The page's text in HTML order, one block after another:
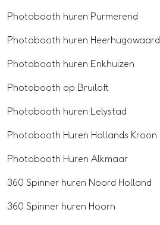
Photobooth huren Purmerend
Photobooth huren Heerhugowaard
Photobooth huren Enkhuizen
Photobooth op Bruiloft
Photobooth huren Lelystad
Photobooth Huren Hollands Kroon
Photobooth Huren Alkmaar
360 Spinner huren Noord Holland
360 Spinner huren Hoorn